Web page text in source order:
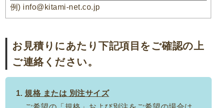
例) info@kitami-net.co.jp
お見積りにあたり下記項目をご確認の上
ご連絡ください。
規格 または 別注サイズ